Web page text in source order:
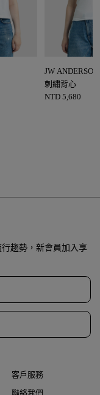
JW ANDERSON
刺繡背心
NTD 5,680
趨勢，新會員加入享
客戶服務
聯絡我們